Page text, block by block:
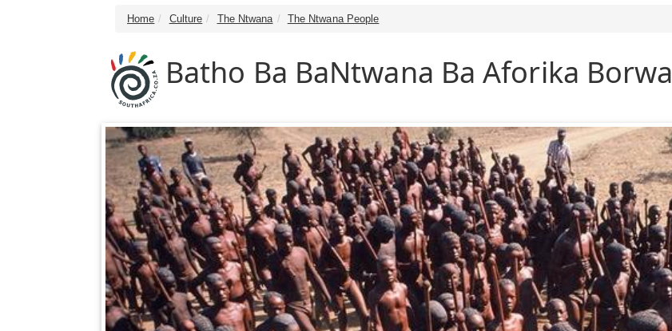
Home Culture The Ntwana The Ntwana People
Batho Ba BaNtwana Ba Aforika Borwa